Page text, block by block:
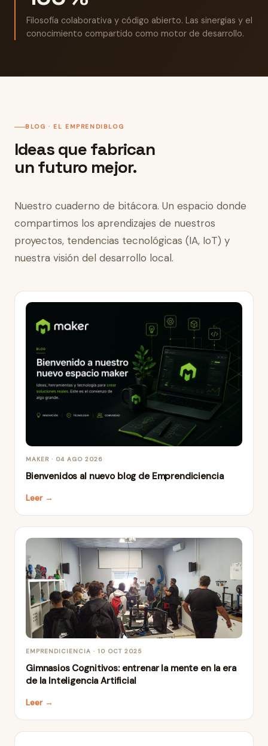
Filosofía colaborativa y código abierto. Las sinergias y el
conocimiento compartido como motor de desarrollo.
BLOG · EL EMPRENDIBLOG
Ideas que fabrican
un futuro mejor.
Nuestro cuaderno de bitácora. Un espacio donde
compartimos los aprendizajes de nuestros
proyectos, tendencias tecnológicas (IA, IoT) y
nuestra visión del desarrollo local.
MAKER · 04 AGO 2026
Bienvenidos al nuevo blog de Emprendiciencia
Leer →
EMPRENDICIENCIA · 10 OCT 2025
Gimnasios Cognitivos: entrenar la mente en la era
de la Inteligencia Artificial
Leer →